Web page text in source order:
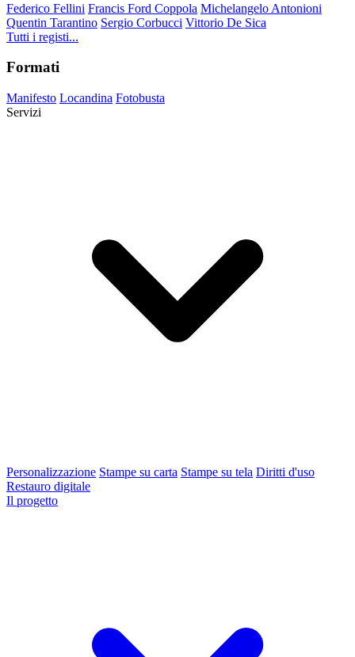
Federico Fellini Francis Ford Coppola Michelangelo Antonioni
Quentin Tarantino Sergio Corbucci Vittorio De Sica
Tutti i registi...
Formati
Manifesto Locandina Fotobusta
Servizi
Personalizzazione Stampe su carta Stampe su tela Diritti d'uso
Restauro digitale
Il progetto